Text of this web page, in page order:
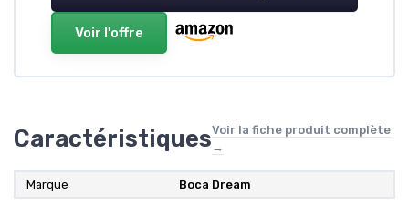
Voir l'offre
CaractéristiquesVoir la fiche produit complète
→
Marque Boca Dream